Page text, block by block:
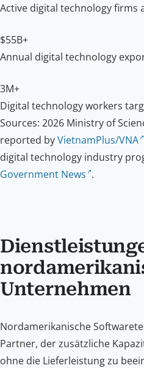
Active digital technology firms
$55B+
Annual digital technology
3M+
Digital technology workers
Sources: 2026 Ministry of
reported byVietnamPlus/VNA
digital technology industry
Government News .
Unternehmen
Nordamerikanische
Partner, der zusätzliche
ohne die Lieferleistung zu